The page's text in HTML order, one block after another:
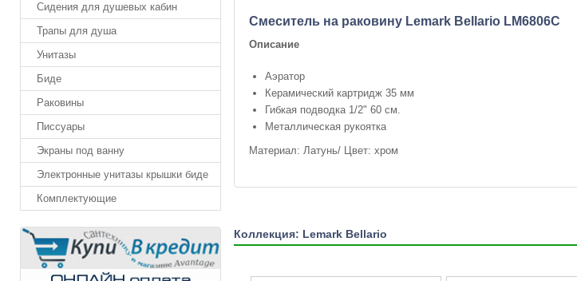
Сидения для душевых кабин
Трапы для душа
Унитазы
Биде
Раковины
Писсуары
Экраны под ванну
Электронные унитазы крышки биде
Комплектующие
Cмеситель на раковину Lemark Bellario LM6806C
Описание
Аэратор
Керамический картридж 35 мм
Гибкая подводка 1/2" 60 см.
Металлическая рукоятка
Материал: Латунь/ Цвет: хром
Коллекция: Lemark Bellario